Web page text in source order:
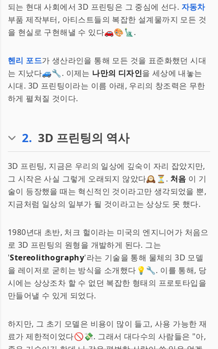
되는 현대 사회에서 3D 프린팅은 그 중심에 선다. 자동차
부품 제작부터, 아티스트들의 복잡한 설계물까지 모든 것
을 현실로 구현해낼 수 있다🚗🎨🗽.
헨리 포드가 생산라인을 통해 모든 것을 표준화했던 시대
는 지났다🚙🔧. 이제는 나만의 디자인을 세상에 내놓는
시대. 3D 프린팅이라는 이름 아래, 우리의 창조력은 무한
하게 펼쳐질 것이다.
2. 3D 프린팅의 역사
3D 프린팅, 지금은 우리의 일상에 깊숙이 자리 잡았지만,
그 시작은 사실 그렇게 오래되지 않았다🕰️⏳. 처음 이 기
술이 등장했을 때는 혁신적인 것이라고만 생각되었을 뿐,
지금처럼 일상의 일부가 될 것이라고는 상상도 못 했다.
1980년대 초반, 처크 헐이라는 미국의 엔지니어가 처음으
로 3D 프린팅의 원형을 개발하게 된다. 그는
'Stereolithography'라는 기술을 통해 물체의 3D 모델
을 레이저로 굳히는 방식을 소개했다💡🔧. 이를 통해, 당
시에는 상상조차 할 수 없던 복잡한 형태의 프로토타입을
만들어낼 수 있게 되었다.
하지만, 그 초기 모델은 비용이 많이 들고, 사용 가능한 재
료가 제한적이었다🚫💸. 그래서 대다수의 사람들은 "아,